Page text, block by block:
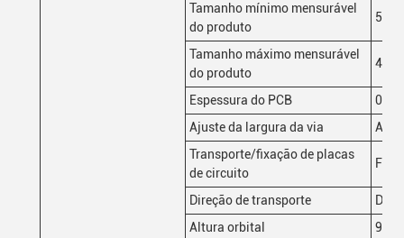
Tamanho mínimo mensurável
do produto
50
Tamanho máximo mensurável
do produto
400
Espessura do PCB
Ajuste da largura da via
Transporte/fixação de placas
de circuito
Direção de transporte
Da
Altura orbital
900